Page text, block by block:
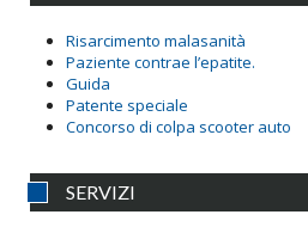
Risarcimento malasanità
Paziente contrae l’epatite.
Guida
Patente speciale
Concorso di colpa scooter auto
SERVIZI